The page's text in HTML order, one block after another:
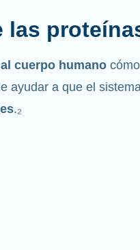
las
cuerpo humano
ayudar a que el
.₂